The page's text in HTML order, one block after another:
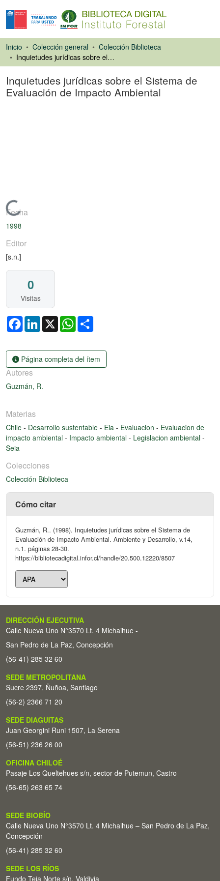
Inicio Colección general
Colección Biblioteca
Inquietudes jurídicas sobre el Sistema de Evaluación de Impacto Ambiental
Inquietudes jurídicas sobre el Sistema de
Evaluación de Impacto Ambiental
Cargando...
Fecha
1998
Editor
[s.n.]
0
Visitas
FacebookLinkedIn
X WhatsApp
Página completa del ítem
Autores
Guzmán, R.
Materias
Chile - Desarrollo sustentable - Eia - Evaluacion - Evaluacion de
impacto ambiental - Impacto ambiental - Legislacion ambiental -
Seia
Colecciones
Colección Biblioteca
Cómo citar
Guzmán, R.. (1998). Inquietudes jurídicas sobre el Sistema de
Evaluación de Impacto Ambiental. Ambiente y Desarrollo, v.14,
n.1. páginas 28-30.
https://bibliotecadigital.infor.cl/handle/20.500.12220/8507
DIRECCIÓN EJECUTIVA
Calle Nueva Uno N°3570 Lt. 4 Michaihue -
San Pedro de La Paz, Concepción
(56-41) 285 32 60
SEDE METROPOLITANA
Sucre 2397, Ñuñoa, Santiago
(56-2) 2366 71 20
SEDE DIAGUITAS
Juan Georgini Runi 1507, La Serena
(56-51) 236 26 00
OFICINA CHILOÉ
Pasaje Los Queltehues s/n, sector de Putemun, Castro
(56-65) 263 65 74
SEDE BIOBÍO
Calle Nueva Uno N°3570 Lt. 4 Michaihue – San Pedro de La Paz,
Concepción
(56-41) 285 32 60
SEDE LOS RÍOS
Fundo Teja Norte s/n. Valdivia